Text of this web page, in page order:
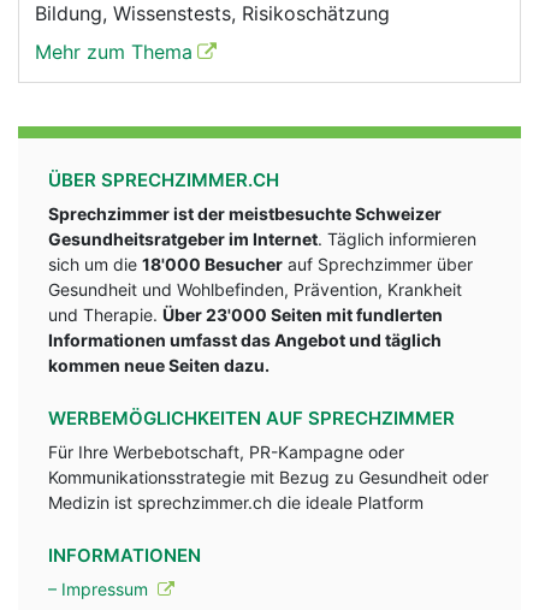
Bildung, Wissenstests, Risikoschätzung
Mehr zum Thema
ÜBER SPRECHZIMMER.CH
Sprechzimmer ist der meistbesuchte Schweizer
Gesundheitsratgeber im Internet. Täglich informieren
sich um die 18'000 Besucher auf Sprechzimmer über
Gesundheit und Wohlbefinden, Prävention, Krankheit
und Therapie. Über 23'000 Seiten mit fundlerten
Informationen umfasst das Angebot und täglich
kommen neue Seiten dazu.
WERBEMÖGLICHKEITEN AUF SPRECHZIMMER
Für Ihre Werbebotschaft, PR-Kampagne oder
Kommunikationsstrategie mit Bezug zu Gesundheit oder
Medizin ist sprechzimmer.ch die ideale Platform
INFORMATIONEN
– Impressum